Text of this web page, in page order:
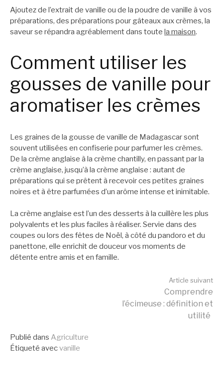
Ajoutez de l’extrait de vanille ou de la poudre de vanille à vos
préparations, des préparations pour gâteaux aux crèmes, la
saveur se répandra agréablement dans toute la maison.
Comment utiliser les
gousses de vanille pour
aromatiser les crèmes
Les graines de la gousse de vanille de Madagascar sont
souvent utilisées en confiserie pour parfumer les crèmes.
De la crème anglaise à la crème chantilly, en passant par la
crème anglaise, jusqu’à la crème anglaise : autant de
préparations qui se prêtent à recevoir ces petites graines
noires et à être parfumées d’un arôme intense et inimitable.
La crème anglaise est l’un des desserts à la cuillère les plus
polyvalents et les plus faciles à réaliser. Servie dans des
coupes ou lors des fêtes de Noël, à côté du pandoro et du
panettone, elle enrichit de douceur vos moments de
détente entre amis et en famille.
suite
Article suivant
Comprendre
l’écimeuse : définition et
utilité
Publié dans Agriculture
Étiqueté avecvanille